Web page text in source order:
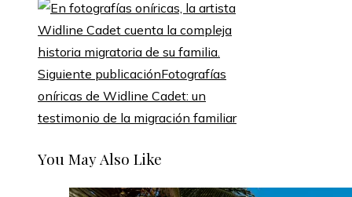
Siguiente publicaciónFotografías
oníricas de Widline Cadet: un
testimonio de la migración familiar
You May Also Like